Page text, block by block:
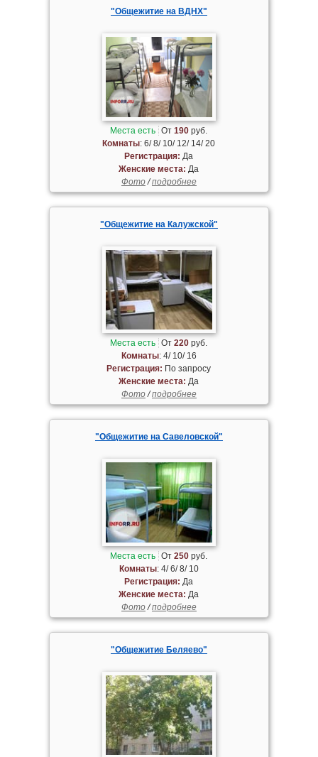
"Общежитие на ВДНХ"
Места есть От190 руб.
Комнаты: 6/ 8/ 10/ 12/ 14/ 20
Регистрация: Да
Женские места: Да
Фото/подробнее
"Общежитие на Калужской"
Места есть От220 руб.
Комнаты: 4/ 10/ 16
Регистрация: По запросу
Женские места: Да
Фото/подробнее
"Общежитие на Савеловской"
Места есть От250 руб.
Комнаты: 4/ 6/ 8/ 10
Регистрация: Да
Женские места: Да
Фото/подробнее
"Общежитие Беляево"